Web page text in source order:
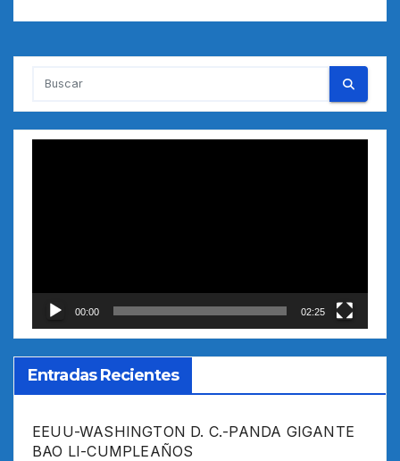
00:00 02:25
Entradas Recientes
EEUU-WASHINGTON D. C.-PANDA GIGANTE
BAO LI-CUMPLEAÑOS